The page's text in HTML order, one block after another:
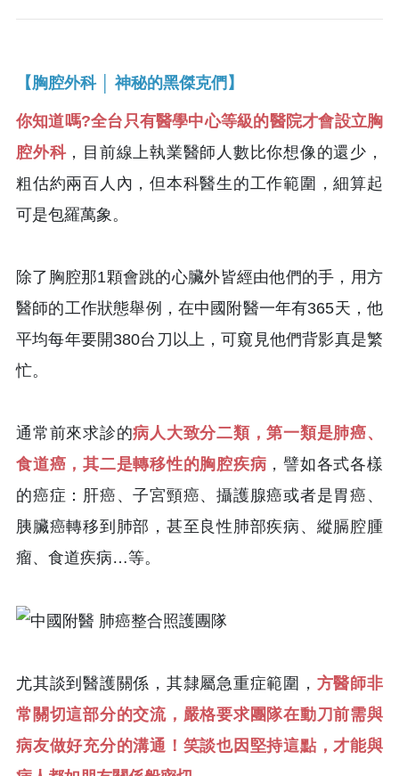
【胸腔外科 │ 神秘的黑傑克們】
你知道嗎?全台只有醫學中心等級的醫院才會設立胸
腔外科，目前線上執業醫師人數比你想像的還少，
粗估約兩百人內，但本科醫生的工作範圍，細算起
可是包羅萬象。
除了胸腔那1顆會跳的心臟外皆經由他們的手，用方
醫師的工作狀態舉例，在中國附醫一年有365天，他
平均每年要開380台刀以上，可窺見他們背影真是繁
忙。
通常前來求診的病人大致分二類，第一類是肺癌、
食道癌，其二是轉移性的胸腔疾病 ，譬如各式各樣
的癌症：肝癌、子宮頸癌、攝護腺癌或者是胃癌、
胰臟癌轉移到肺部，甚至良性肺部疾病、縱膈腔腫
瘤、食道疾病…等。
尤其談到醫護關係，其隸屬急重症範圍， 方醫師非
常關切這部分的交流，嚴格要求團隊在動刀前需與
病友做好充分的溝通！笑談也因堅持這點，才能與